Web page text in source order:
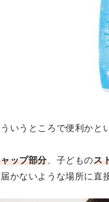
いうところで便利かと
ップ部分 、子どものス
かないような場所に直